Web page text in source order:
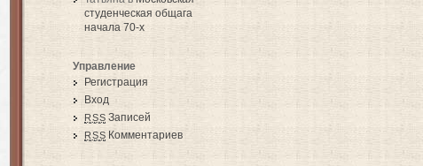
студенческая общага
начала 70-х
Управление
Регистрация
Вход
RSS Записей
RSS Комментариев